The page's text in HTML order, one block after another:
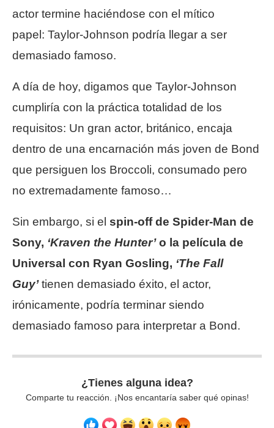
actor termine haciéndose con el mítico
papel: Taylor-Johnson podría llegar a ser
demasiado famoso.
A día de hoy, digamos que Taylor-Johnson
cumpliría con la práctica totalidad de los
requisitos: Un gran actor, británico, encaja
dentro de una encarnación más joven de Bond
que persiguen los Broccoli, consumado pero
no extremadamente famoso…
Sin embargo, si el spin-off de Spider-Man de
Sony, ‘Kraven the Hunter’o la película de
Universal con Ryan Gosling, ‘The Fall
Guy’tienen demasiado éxito, el actor,
irónicamente, podría terminar siendo
demasiado famoso para interpretar a Bond.
¿Tienes alguna idea?
Comparte tu reacción. ¡Nos encantaría saber qué opinas!